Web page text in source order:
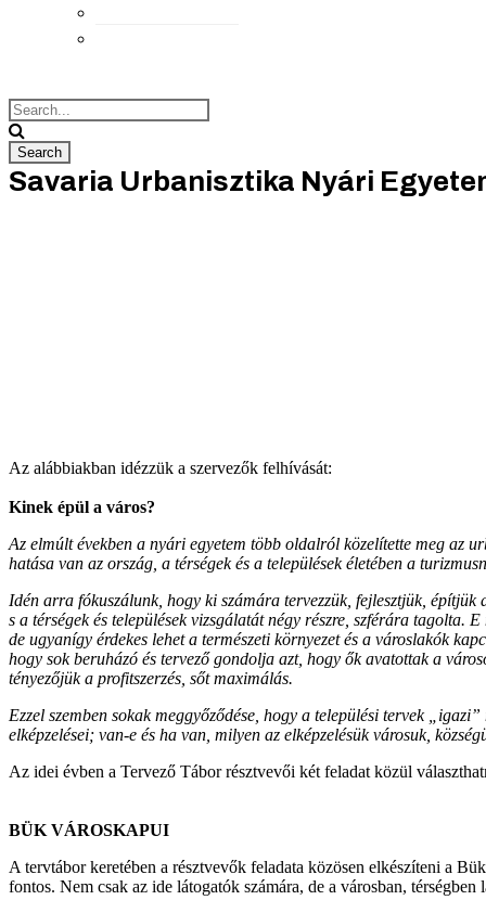
Savaria Urbanisztika Nyári
Az alábbiakban idézzük a szervezők felhívását:
Kinek épül a város?
Az elmúlt években a nyári egyetem több oldalról közelítette meg az
hatása van az ország, a térségek és a települések életében a
Idén arra fókuszálunk, hogy ki számára tervezzük, fejlesztjük,
s a térségek és települések vizsgálatát négy részre, szférára tagolta.
de ugyanígy érdekes lehet a természeti környezet és a városlakók
hogy sok beruházó és tervező gondolja azt, hogy ők avatottak a
tényezőjük a profitszerzés, sőt maximálás.
Ezzel szemben sokak meggyőződése, hogy a települési tervek
elképzelései; van-e és ha van, milyen az elképzelésük városuk,
Az idei évben a Tervező Tábor résztvevői két feladat közül
BÜK VÁROSKAPUI
A tervtábor keretében a résztvevők feladata közösen elkészíteni a
fontos. Nem csak az ide látogatók számára, de a városban,